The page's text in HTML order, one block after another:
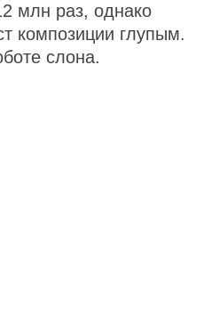
млн раз, однако
композиции глупым.
слона.